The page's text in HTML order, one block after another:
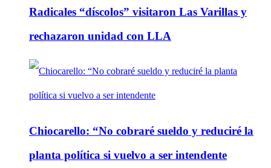
Radicales “díscolos” visitaron Las Varillas y
rechazaron unidad con LLA
Chiocarello: “No cobraré sueldo y reduciré la
planta política si vuelvo a ser intendente